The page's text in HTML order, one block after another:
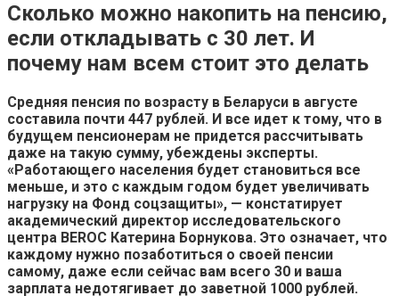
Сколько можно накопить на пенсию,
если откладывать с 30 лет. И
почему нам всем стоит это делать
Средняя пенсия по возрасту в Беларуси в августе
составила почти 447 рублей. И все идет к тому, что в
будущем пенсионерам не придется рассчитывать
даже на такую сумму, убеждены эксперты.
«Работающего населения будет становиться все
меньше, и это с каждым годом будет увеличивать
нагрузку на Фонд соцзащиты», — констатирует
академический директор исследовательского
центра BEROC Катерина Борнукова. Это означает, что
каждому нужно позаботиться о своей пенсии
самому, даже если сейчас вам всего 30 и ваша
зарплата недотягивает до заветной 1000 рублей.